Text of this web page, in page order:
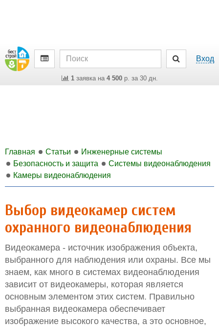
Вход
1заявка на 4 500р. за 30 дн.
Главная Статьи
Инженерные системы
Безопасность и защита
Системы видеонаблюдения
Камеры видеонаблюдения
Выбор видеокамер систем
охранного видеонаблюдения
Видеокамера - источник изображения объекта,
выбранного для наблюдения или охраны. Все мы
знаем, как много в системах видеонаблюдения
зависит от видеокамеры, которая является
основным элементом этих систем. Правильно
выбранная видеокамера обеспечивает
изображение высокого качества, а это основное,